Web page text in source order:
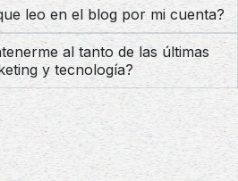
leo en el blog por mi cuenta?
al tanto de las últimas
y tecnología?